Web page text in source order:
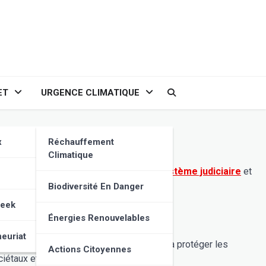
URGENCE CLIMATIQUE
Réchauffement
Climatique
Biodiversité En Danger
Énergies Renouvelables
Actions Citoyennes
fondamentaux qui interrogent le système judiciaire et
civile face aux enjeux actuels.
principes, souvent universels, visent à protéger les
sociétaux et aux nouveaux défis.